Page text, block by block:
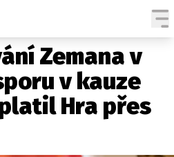
ČESKÉ CELEBRITY
SVĚTOVÉ CELEBRITY
Zemana v
v kauze
Hra přes